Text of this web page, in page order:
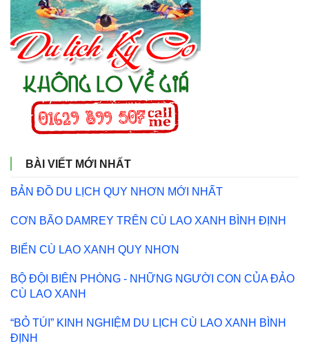
BÀI VIẾT MỚI NHẤT
BẢN ĐỒ DU LỊCH QUY NHƠN MỚI NHẤT
CƠN BÃO DAMREY TRÊN CÙ LAO XANH BÌNH ĐỊNH
BIỂN CÙ LAO XANH QUY NHƠN
BỘ ĐỘI BIÊN PHÒNG - NHỮNG NGƯỜI CON CỦA ĐẢO
CÙ LAO XANH
“BỎ TÚI” KINH NGHIỆM DU LỊCH CÙ LAO XANH BÌNH
ĐỊNH